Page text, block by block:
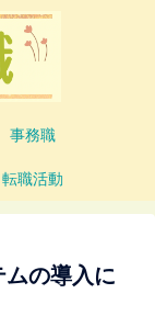
事務職
転職活動
の導入に